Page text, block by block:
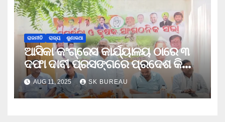
ରାଜନୀତି ରାଜ୍ୟ ଶୁଣାକଥା
ଆସିକା କଂଗ୍ରେସ କାର୍ଯ୍ୟାଳୟ ଠାରେ ୩
ଦଫା ଦାବୀ ପ୍ରସଙ୍ଗରେ ପ୍ରଦେଶ କିଷାନ
କଂଗ୍ରେସ ରାଜ୍ୟ କିଷାନର ସାଙ୍ଗଠନିକ
ସଭା
AUG 11, 2025 SK BUREAU